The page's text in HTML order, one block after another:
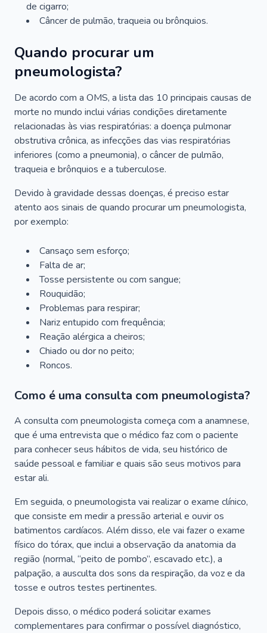
de cigarro;
Câncer de pulmão, traqueia ou brônquios.
Quando procurar um
pneumologista?
De acordo com a OMS, a lista das 10 principais causas de
morte no mundo inclui várias condições diretamente
relacionadas às vias respiratórias: a doença pulmonar
obstrutiva crônica, as infecções das vias respiratórias
inferiores (como a pneumonia), o câncer de pulmão,
traqueia e brônquios e a tuberculose.
Devido à gravidade dessas doenças, é preciso estar
atento aos sinais de quando procurar um pneumologista,
por exemplo:
Cansaço sem esforço;
Falta de ar;
Tosse persistente ou com sangue;
Rouquidão;
Problemas para respirar;
Nariz entupido com frequência;
Reação alérgica a cheiros;
Chiado ou dor no peito;
Roncos.
Como é uma consulta com pneumologista?
A consulta com pneumologista começa com a anamnese,
que é uma entrevista que o médico faz com o paciente
para conhecer seus hábitos de vida, seu histórico de
saúde pessoal e familiar e quais são seus motivos para
estar ali.
Em seguida, o pneumologista vai realizar o exame clínico,
que consiste em medir a pressão arterial e ouvir os
batimentos cardíacos. Além disso, ele vai fazer o exame
físico do tórax, que inclui a observação da anatomia da
região (normal, “peito de pombo”, escavado etc.), a
palpação, a ausculta dos sons da respiração, da voz e da
tosse e outros testes pertinentes.
Depois disso, o médico poderá solicitar exames
complementares para confirmar o possível diagnóstico,